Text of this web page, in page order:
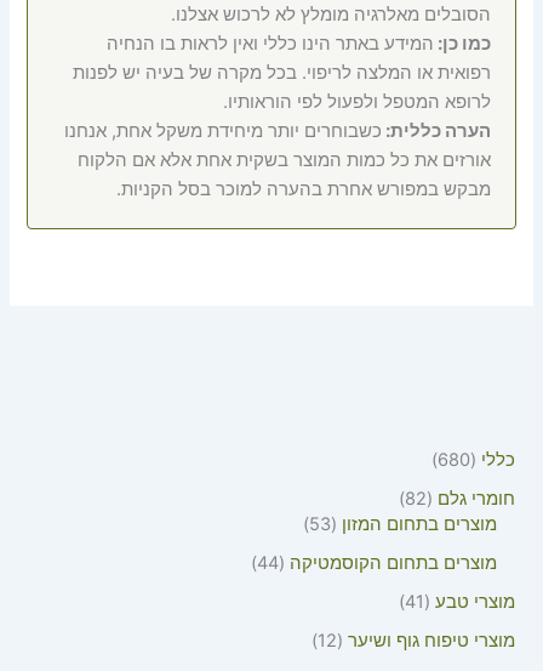
כללי
680
חומרי גלם
82
מוצרים בתחום המזון
53
מוצרים בתחום הקוסמטיקה 44
מוצרי טבע
41
מוצרי טיפוח גוף ושיער 12
הסובלים מאלרגיה מומלץ לא לרכוש אצלנו.
כמו כן: המידע באתר הינו כללי ואין לראות בו הנחיה
רפואית או המלצה לריפוי. בכל מקרה של בעיה יש לפנות
לרופא המטפל ולפעול לפי הוראותיו.
הערה כללית: כשבוחרים יותר מיחידת משקל אחת, אנחנו
אורזים את כל כמות המוצר בשקית אחת אלא אם הלקוח
מבקש במפורש אחרת בהערה למוכר בסל הקניות.